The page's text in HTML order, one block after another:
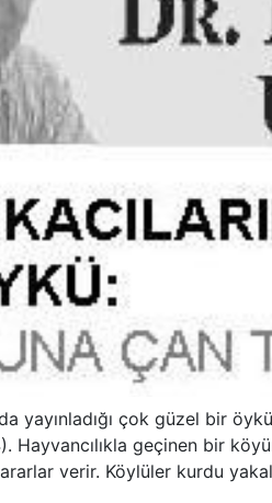
yayınladığı çok güzel bir
Hayvancılıkla geçinen bir
verir. Köylüler kurdu